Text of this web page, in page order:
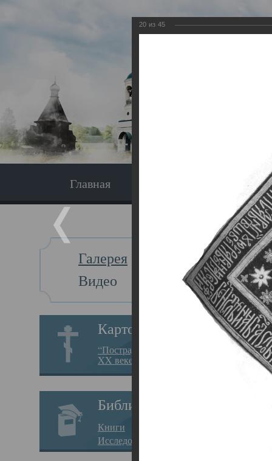
Главная
Галерея
Видео
Картотека
“Пострадавшие за веру в
XX веке на Севере”
Библиотека
Книги
Исследования
Главная
20 из 45